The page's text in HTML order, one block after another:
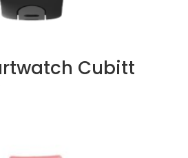
Cubitt